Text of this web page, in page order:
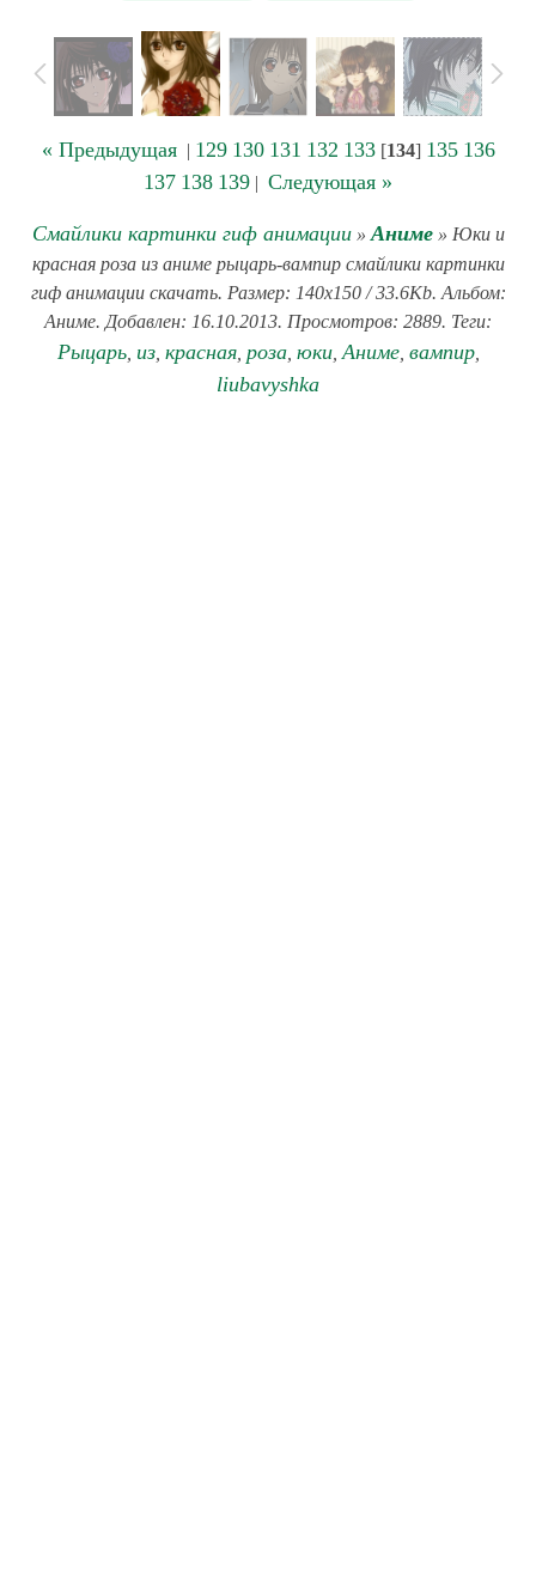
« Предыдущая| 129 130 131 132 133[134] 135 136
137 138 139 | Следующая »
Смайлики картинки гиф анимации» Аниме» Юки и
красная роза из аниме рыцарь-вампир смайлики картинки
гиф анимации скачать. Размер: 140x150 / 33.6Kb. Альбом:
Аниме. Добавлен: 16.10.2013. Просмотров: 2889. Теги:
Рыцарь, из, красная, роза, юки, Аниме, вампир,
liubavyshka